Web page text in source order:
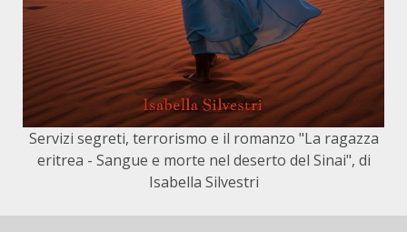
Servizi segreti, terrorismo e il romanzo "La ragazza
eritrea - Sangue e morte nel deserto del Sinai", di
Isabella Silvestri